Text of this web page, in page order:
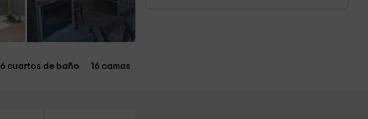
6 cuartos de baño 16 camas